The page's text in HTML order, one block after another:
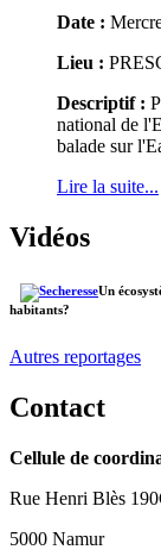
Date :
Lieu :
Descriptif :
national de
balade sur
Lire la suite...
Vidéos
Un
habitants?
Autres reportages
Contact
Cellule de
Rue Henri Blès
5000 Namur